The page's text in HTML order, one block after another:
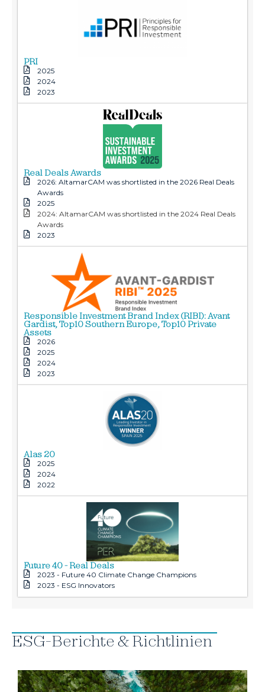
PRI
2025
2024
2023
Real Deals Awards
2026: AltamarCAM was shortlisted in the 2026 Real Deals
Awards
2025
2024: AltamarCAM was shortlisted in the 2024 Real Deals
Awards
2023
Responsible Investment Brand Index (RIBI): Avant
Gardist, Top10 Southern Europe, Top10 Private
Assets
2026
2025
2024
2023
Alas 20
2025
2024
2022
Future 40 - Real Deals
2023 - Future 40 Climate Change Champions
2023 - ESG Innovators
ESG-Berichte & Richtlinien